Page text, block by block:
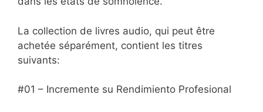
La collection de livres audio, qui peut être
achetée séparément, contient les titres
suivants:
#01 – Incremente su Rendimiento Profesional